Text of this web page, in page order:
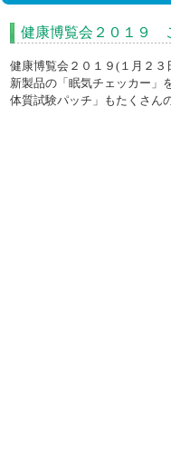
健康博覧会２０１９
健康博覧会２０１９(１月２
新製品の「眠気チェッカー」
体質試験パッチ」もたくさん